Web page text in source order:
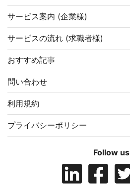
サービス案内 (企業様)
サービスの流れ (求職者様)
おすすめ記事
問い合わせ
利用規約
プライバシーポリシー
Follow us